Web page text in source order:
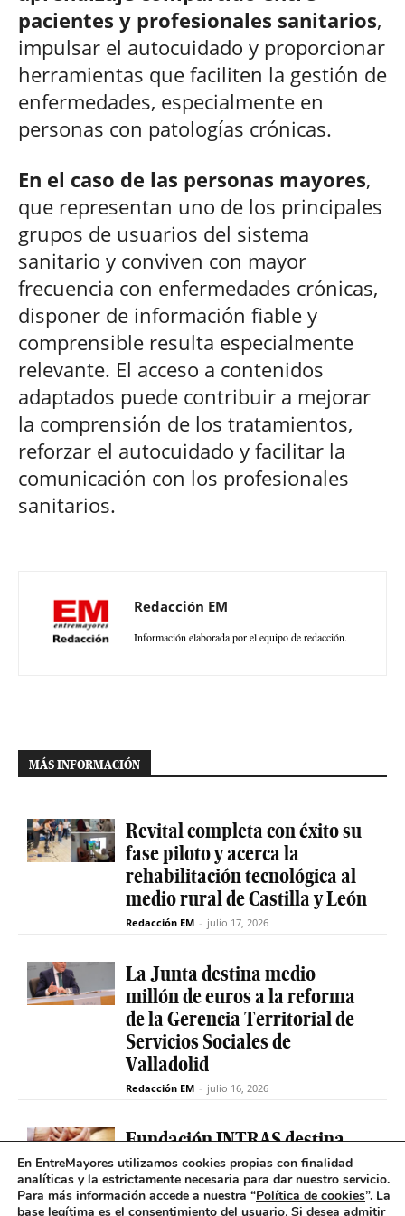
pacientes y profesionales sanitarios,
impulsar el autocuidado y proporcionar
herramientas que faciliten la gestión de
enfermedades, especialmente en
personas con patologías crónicas.
En el caso de las personas mayores,
que representan uno de los principales
grupos de usuarios del sistema
sanitario y conviven con mayor
frecuencia con enfermedades crónicas,
disponer de información fiable y
comprensible resulta especialmente
relevante. El acceso a contenidos
adaptados puede contribuir a mejorar
la comprensión de los tratamientos,
reforzar el autocuidado y facilitar la
comunicación con los profesionales
sanitarios.
Redacción EM
Información elaborada por el equipo de redacción.
MÁS INFORMACIÓN
Revital completa con éxito su
fase piloto y acerca la
rehabilitación tecnológica al
medio rural de Castilla y León
Redacción EM - julio 17, 2026
La Junta destina medio
millón de euros a la reforma
de la Gerencia Territorial de
Servicios Sociales de
Valladolid
Redacción EM - julio 16, 2026
Fundación INTRAS destina
6.000 euros a proyectos
sociales que impulsen la
salud mental en Castilla y
En EntreMayores utilizamos cookies propias con finalidad
analíticas y la estrictamente necesaria para dar nuestro servicio.
Para más información accede a nuestra “Política de cookies”. La
base legítima es el consentimiento del usuario. Si desea admitir